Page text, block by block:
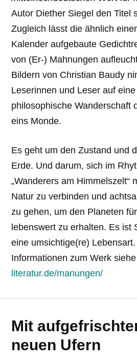
Autor Diether Siegel den Titel
Zugleich lässt die ähnlich
Kalender aufgebaute
von (Er-) Mahnungen
Bildern von Christian Baudy
Leserinnen und Leser auf
philosophische Wanderschaft
eins Monde.
Es geht um den Zustand und
Erde. Und darum, sich im
„Wanderers am Himmelszelt“
Natur zu verbinden und
zu gehen, um den Planeten
lebenswert zu erhalten. Es ist
eine umsichtige(re)
Informationen zum Werk siehe
literatur.de/manungen/
Mit
neuen Ufern